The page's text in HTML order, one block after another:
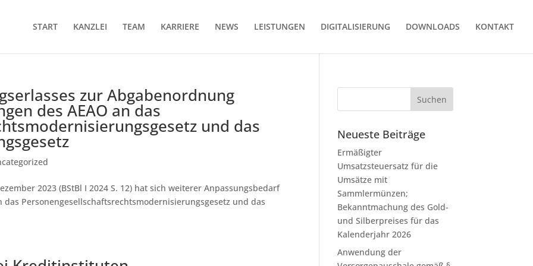
START KANZLEI TEAM KARRIERE NEWS LEISTUNGEN DIGITALISIERUNG DOWNLOADS KONTAKT
zur Abgabenordnung
des AEAO an das
und das
2023 (BStBl I 2024 S. 12) hat sich weiterer Anpassungsbedarf
Personengesellschaftsrechtsmodernisierungsgesetz und das
Neueste Beiträge
Ermäßigter
Umsatzsteuersatz für die
Umsätze mit
Sammlermünzen;
Bekanntmachung des Gold-
und Silberpreises für das
Kalenderjahr 2026
Anwendung der